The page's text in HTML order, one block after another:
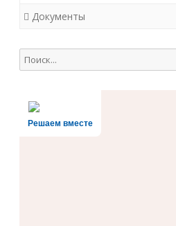
Документы
Поиск
для:
Решаем вместе